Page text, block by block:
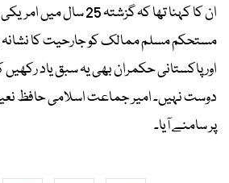
ان کا کہنا تھا کہ گزشتہ
مستحکم مسلم ممالک کو جارحیت کا نشانہ
اور پاکستانی حکمران بھی یہ سبق یاد
دوست نہیں۔ امیر جماعت اسلامی حافظ
پر سامنے آیا۔